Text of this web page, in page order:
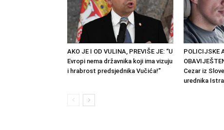
AKO JE I OD VULINA, PREVIŠE JE: “U
Evropi nema državnika koji ima vizuju
i hrabrost predsjednika Vučića!”
POLICIJSKE
Cezar iz
urednika